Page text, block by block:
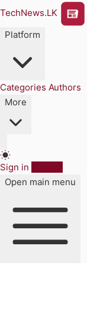
TechNews.LK
Platform
Categories Authors
More
Sign in
Open main menu